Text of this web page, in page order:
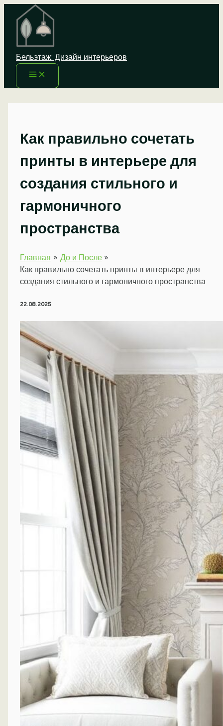
Перейти
содержимому
Бельэтаж: Дизайн интерьеров
Как правильно сочетать
принты в интерьере для
создания стильного и
гармоничного
пространства
Главная
До и После
Как правильно сочетать принты в интерьере для
создания стильного и гармоничного пространства
22.08.2025